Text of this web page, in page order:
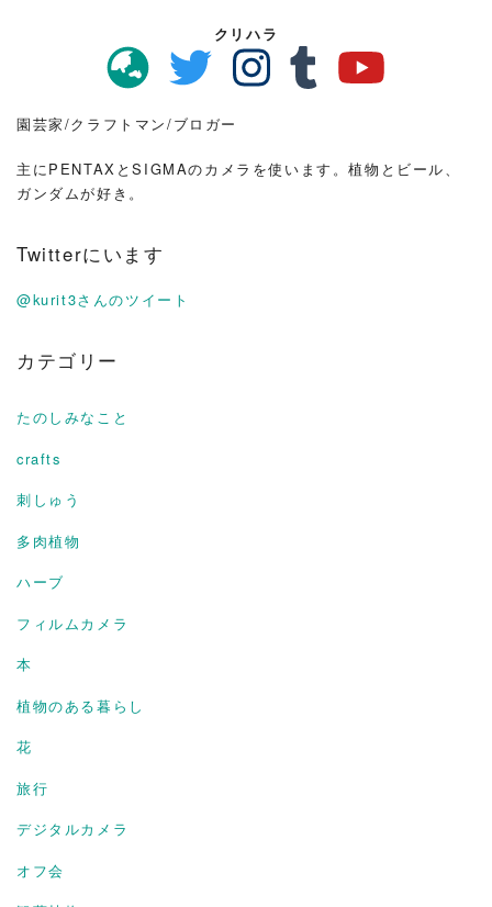
クリハラ
園芸家/クラフトマン/ブロガー
主にPENTAXとSIGMAのカメラを使います。植物とビール、
ガンダムが好き。
Twitterにいます
@kurit3さんのツイート
カテゴリー
たのしみなこと
crafts
刺しゅう
多肉植物
ハーブ
フィルムカメラ
本
植物のある暮らし
花
旅行
デジタルカメラ
オフ会